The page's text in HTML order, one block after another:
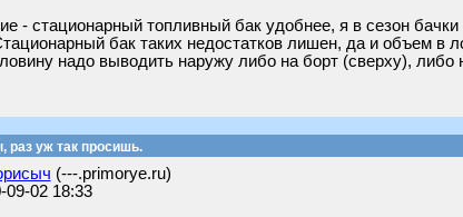
- стационарный топливный бак удобнее, я в сезон
бак таких недостатков лишен, да и объем в
надо выводить наружу либо на борт (сверху), либо
раз уж так просишь.
(---.primorye.ru)
02 18:33